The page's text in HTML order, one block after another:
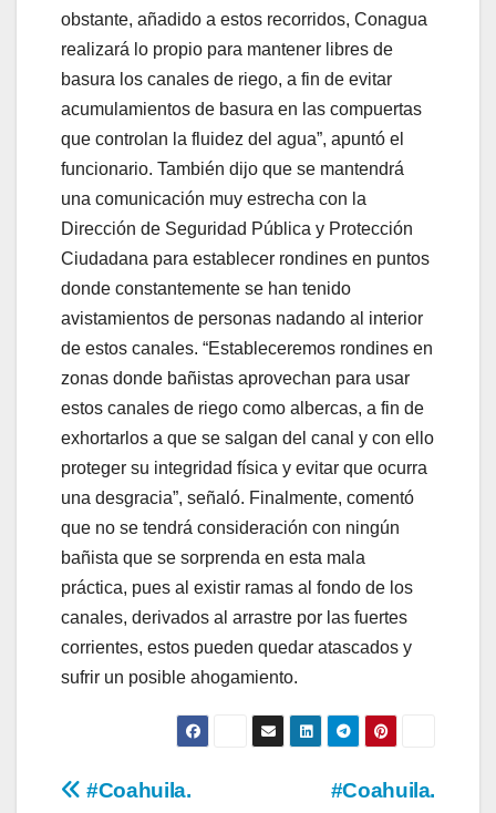
obstante, añadido a estos recorridos, Conagua
realizará lo propio para mantener libres de
basura los canales de riego, a fin de evitar
acumulamientos de basura en las compuertas
que controlan la fluidez del agua”, apuntó el
funcionario. También dijo que se mantendrá
una comunicación muy estrecha con la
Dirección de Seguridad Pública y Protección
Ciudadana para establecer rondines en puntos
donde constantemente se han tenido
avistamientos de personas nadando al interior
de estos canales. “Estableceremos rondines en
zonas donde bañistas aprovechan para usar
estos canales de riego como albercas, a fin de
exhortarlos a que se salgan del canal y con ello
proteger su integridad física y evitar que ocurra
una desgracia”, señaló. Finalmente, comentó
que no se tendrá consideración con ningún
bañista que se sorprenda en esta mala
práctica, pues al existir ramas al fondo de los
canales, derivados al arrastre por las fuertes
corrientes, estos pueden quedar atascados y
sufrir un posible ahogamiento.
Navegación
#Coahuila.
#Coahuila.